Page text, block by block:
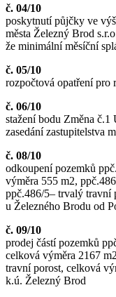
č. 04/10
poskytnutí půjčky ve
města Železný Brod
že minimální měsíční
č. 05/10
rozpočtová opatření pro
č. 06/10
stažení bodu Změna
zasedání zastupitelstva
č. 08/10
odkoupení pozemků
výměra 555 m2,
ppč.486/5– trvalý travní
u Železného Brodu od
č. 09/10
prodej částí pozemků
celková výměra 2167
travní porost, celková
k.ú. Železný Brod